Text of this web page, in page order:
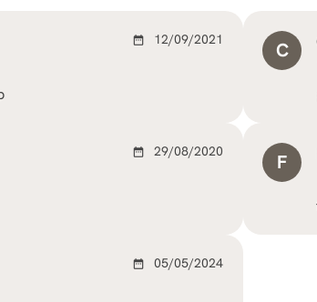
date_range 12/09/2021 C
date_range 29/08/2020 F
date_range 05/05/2024